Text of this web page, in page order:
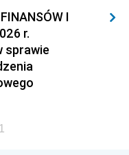
I
r.
sprawie